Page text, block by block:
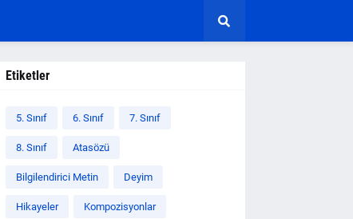
Etiketler
5. Sınıf 6. Sınıf 7. Sınıf
8. Sınıf Atasözü
Bilgilendirici Metin Deyim
Hikayeler Kompozisyonlar